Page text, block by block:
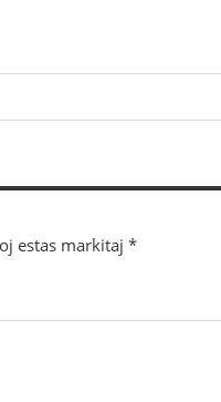
estas markitaj *